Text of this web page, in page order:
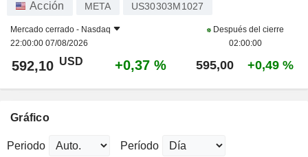
Acción META US30303M1027
Mercado cerrado - Nasdaq
22:00:00 07/08/2026
Después del cierre
02:00:00
592,10 USD +0,37 % 595,00 +0,49 %
Gráfico
Periodo Período